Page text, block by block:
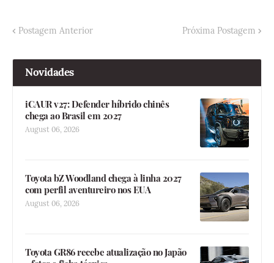
Postagem Anterior Próxima Postagem
Novidades
iCAUR v27: Defender híbrido chinês
chega ao Brasil em 2027
August 06, 2026
Toyota bZ Woodland chega à linha 2027
com perfil aventureiro nos EUA
August 06, 2026
Toyota GR86 recebe atualização no Japão